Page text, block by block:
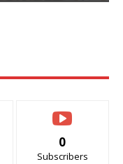
0
Subscribers